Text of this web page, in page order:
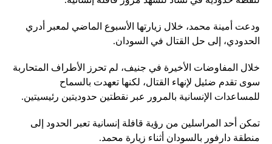
ودعت أمينة محمد، خلال زيارتها الأسبوع الماضي لمعبر أدري
الحدودي، إلى حل القتال في السودان.
خلال المفاوضات الأخيرة في جنيف، لم تحرز الأطراف المتحاربة
سوى تقدم ضئيل لإنهاء القتال، لكنها تعهدت بالسماح
للمساعدات الإنسانية بالمرور عبر نقطتين حدوديتين رئيسيتين.
تمكن أحد المراسلين من رؤية قافلة إنسانية تعبر الحدود إلى
منطقة دارفور بالسودان أثناء زيارة محمد.